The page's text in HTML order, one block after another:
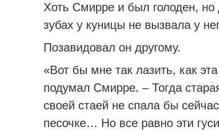
Хоть Смирре и был голоден,
зубах у куницы не вызвала у
Позавидовал он другому.
«Вот бы мне так лазить, как
подумал Смирре. – Тогда
своей стаей не спала бы
песочке… Но все равно эти